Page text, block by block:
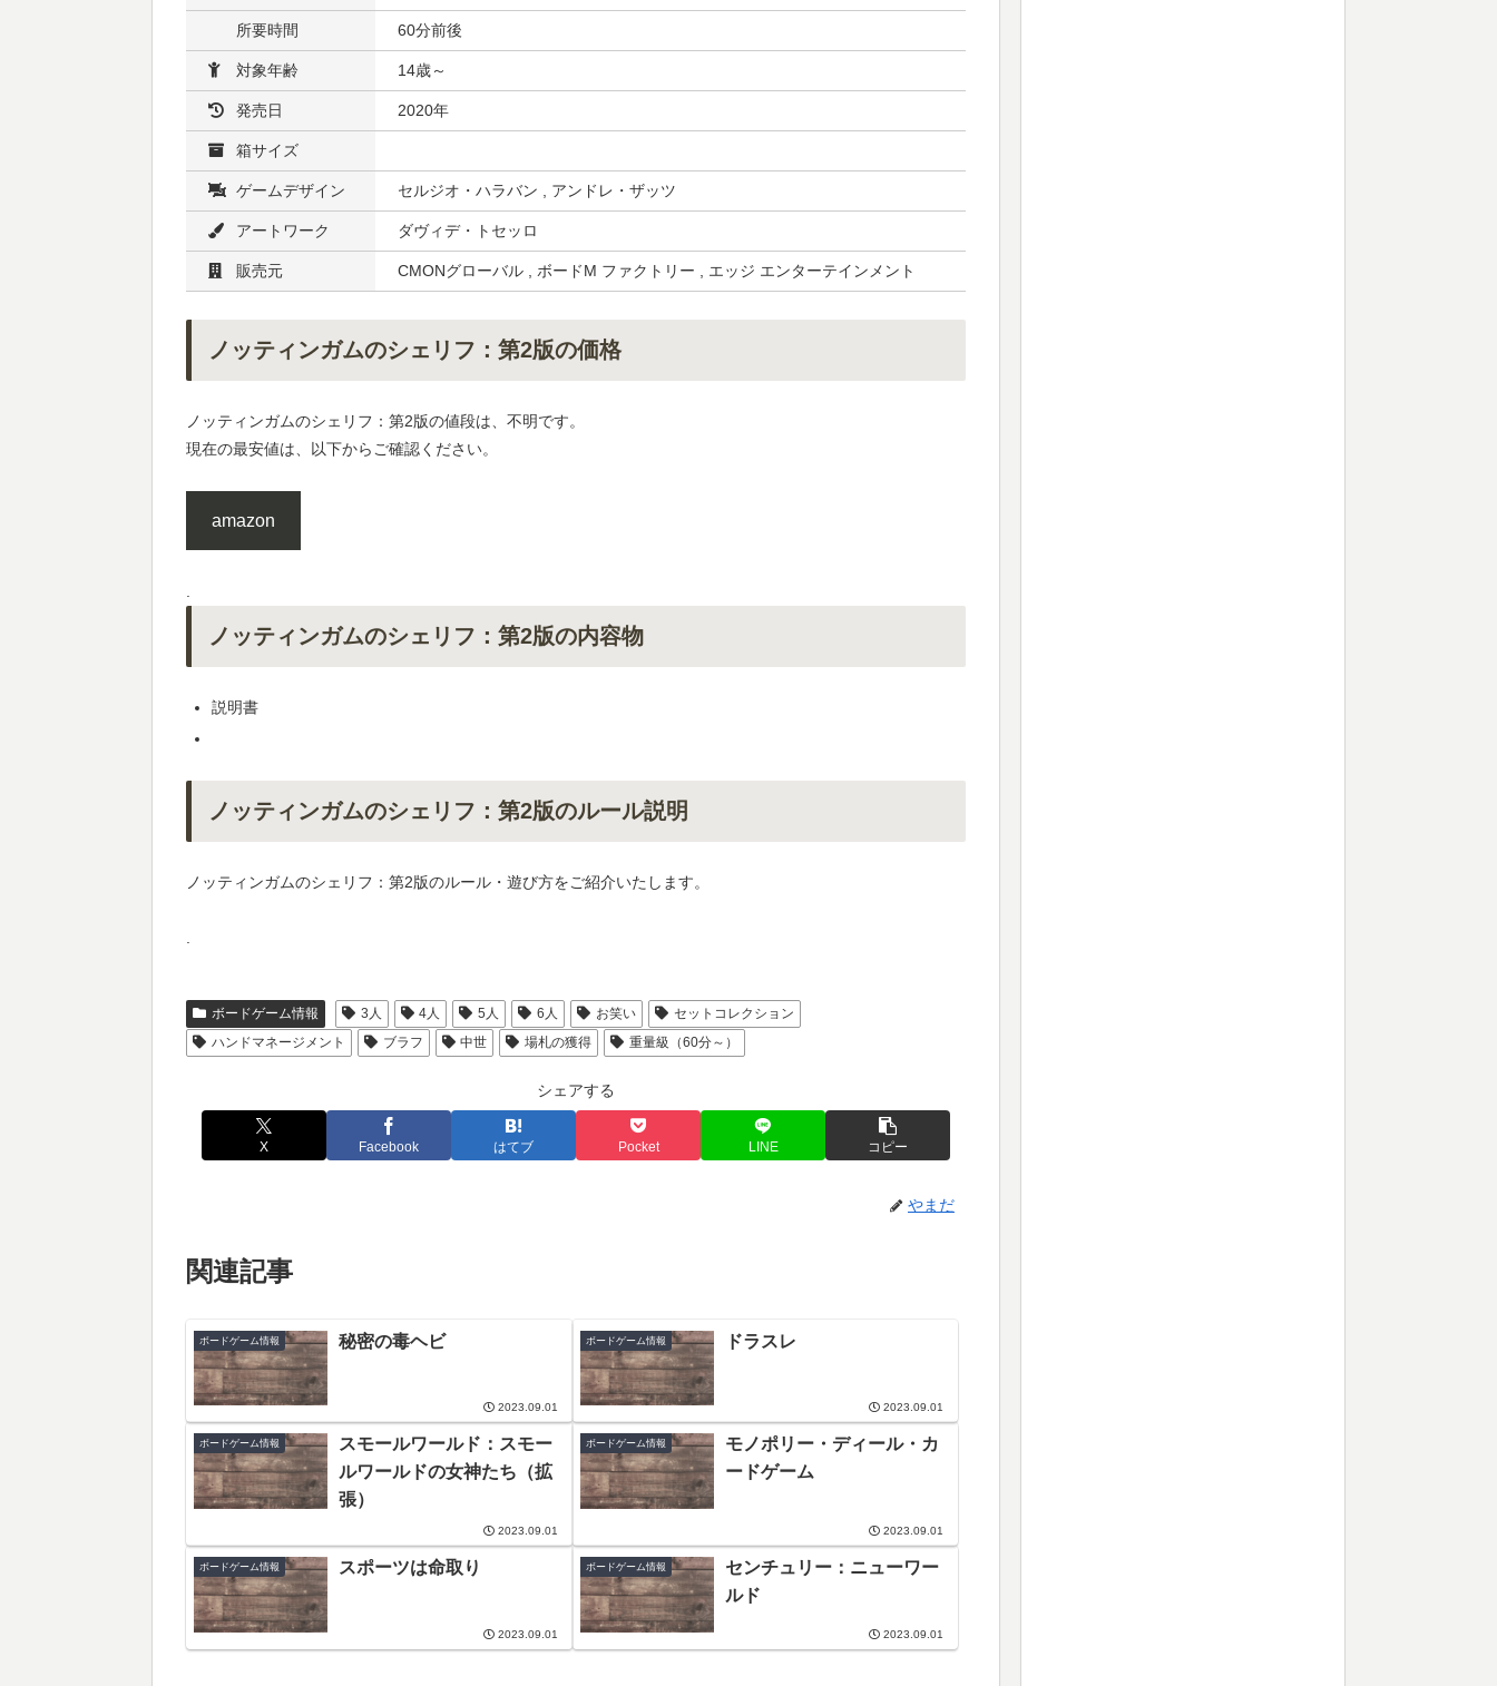
所要時間 60分前後
対象年齢 14歳～
発売日 2020年
箱サイズ
ゲームデザイン セルジオ・ハラバン , アンドレ・ザッツ
アートワーク ダヴィデ・トセッロ
販売元 CMONグローバル , ボードM ファクトリー , エッジ エンターテインメント
ノッティンガムのシェリフ：第2版の価格
ノッティンガムのシェリフ：第2版の値段は、不明です。
現在の最安値は、以下からご確認ください。
amazon
.
ノッティンガムのシェリフ：第2版の内容物
説明書
ノッティンガムのシェリフ：第2版のルール説明
ノッティンガムのシェリフ：第2版のルール・遊び方をご紹介いたします。
.
ボードゲーム情報 3人 4人 5人 6人 お笑い
セットコレクション
ハンドマネージメント
ブラフ 中世 場札の獲得 重量級（60分～）
シェアする
X Facebook はてブ Pocket LINE コピー
やまだ
関連記事
ボードゲーム情報 秘密の毒ヘビ
2023.09.01
ボードゲーム情報 ドラスレ
2023.09.01
ボードゲーム情報
スモールワールド：スモー
ルワールドの女神たち（拡
張）
2023.09.01
ボードゲーム情報
モノポリー・ディール・カ
ードゲーム
2023.09.01
ボードゲーム情報 スポーツは命取り
2023.09.01
ボードゲーム情報
センチュリー：ニューワー
ルド
2023.09.01